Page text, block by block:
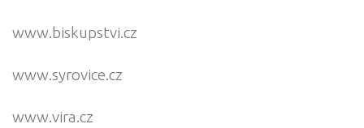
www.biskupstvi.cz
www.syrovice.cz
www.vira.cz